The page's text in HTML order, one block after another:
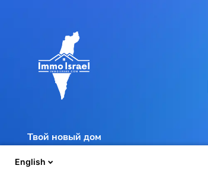
Твой новый дом
English